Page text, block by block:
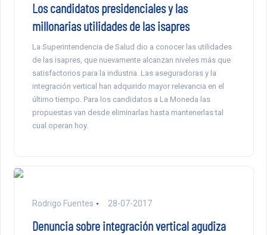
Los candidatos presidenciales y las
millonarias utilidades de las isapres
La Superintendencia de Salud dio a conocer las utilidades
de las isapres, que nuevamente alcanzan niveles más que
satisfactorios para la industria. Las aseguradoras y la
integración vertical han adquirido mayor relevancia en el
último tiempo. Para los candidatos a La Moneda las
propuestas van desde eliminarlas hasta mantenerlas tal
cual operan hoy.
Rodrigo Fuentes 28-07-2017
Denuncia sobre integración vertical agudiza